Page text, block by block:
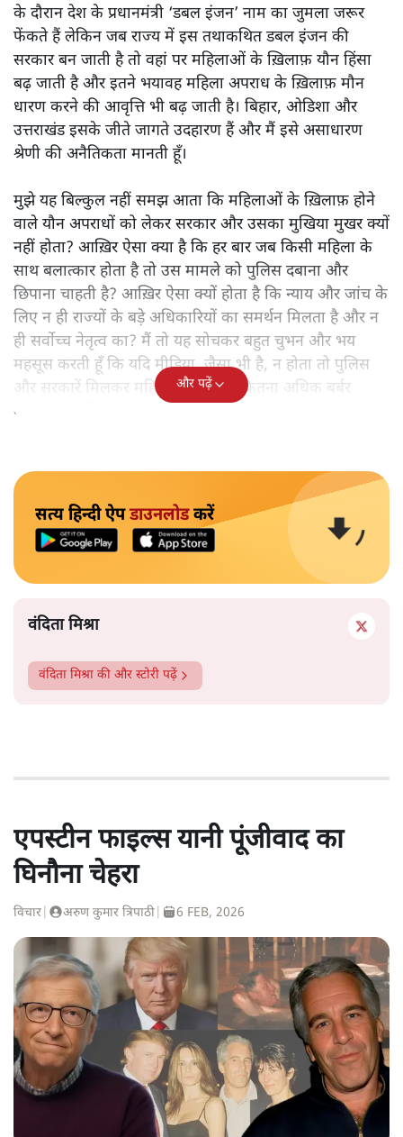
के दौरान देश के प्रधानमंत्री ‘डबल इंजन’ नाम का जुमला जरूर
फेंकते हैं लेकिन जब राज्य में इस तथाकथित डबल इंजन की
सरकार बन जाती है तो वहां पर महिलाओं के ख़िलाफ़ यौन हिंसा
बढ़ जाती है और इतने भयावह महिला अपराध के ख़िलाफ़ मौन
धारण करने की आवृत्ति भी बढ़ जाती है। बिहार, ओडिशा और
उत्तराखंड इसके जीते जागते उदहारण हैं और मैं इसे असाधारण
श्रेणी की अनैतिकता मानती हूँ।
मुझे यह बिल्कुल नहीं समझ आता कि महिलाओं के ख़िलाफ़ होने
वाले यौन अपराधों को लेकर सरकार और उसका मुखिया मुखर क्यों
नहीं होता? आख़िर ऐसा क्या है कि हर बार जब किसी महिला के
साथ बलात्कार होता है तो उस मामले को पुलिस दबाना और
छिपाना चाहती है? आख़िर ऐसा क्यों होता है कि न्याय और जांच के
लिए न ही राज्यों के बड़े अधिकारियों का समर्थन मिलता है और न
ही सर्वोच्च नेतृत्व का? मैं तो यह सोचकर बहुत चुभन और भय
महसूस करती हूँ कि यदि मीडिया, जैसा भी है, न होता तो पुलिस
और सरकारें मिलकर महिलाओं के साथ कितना अधिक बर्बर
व्यवहार करतीं?
और पढ़ें
सत्य हिन्दी ऐपडाउनलोडकरें
वंदिता मिश्रा
वंदिता मिश्रा की और स्टोरी पढ़ें
एपस्टीन फाइल्स यानी पूंजीवाद का
घिनौना चेहरा
विचार अरुण कुमार त्रिपाठी 6 FEB, 2026